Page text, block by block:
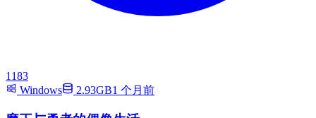
1183
Windows
2.93GB1 个月前